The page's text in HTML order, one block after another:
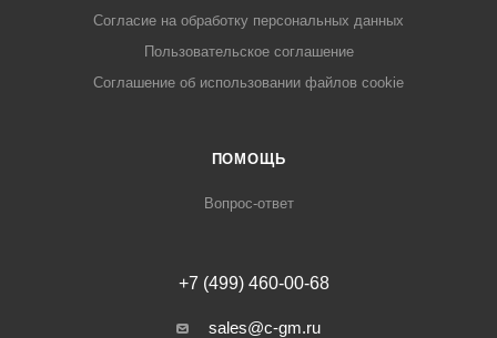
Cогласие на обработку персональных данных
Пользовательское соглашение
Cоглашение об использовании файлов cookie
ПОМОЩЬ
Вопрос-ответ
+7 (499) 460-00-68
sales@c-gm.ru